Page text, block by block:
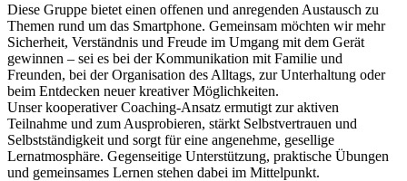
Diese Gruppe bietet einen offenen und anregenden Austausch zu
Themen rund um das Smartphone. Gemeinsam möchten wir mehr
Sicherheit, Verständnis und Freude im Umgang mit dem Gerät
gewinnen – sei es bei der Kommunikation mit Familie und
Freunden, bei der Organisation des Alltags, zur Unterhaltung oder
beim Entdecken neuer kreativer Möglichkeiten.
Unser kooperativer Coaching-Ansatz ermutigt zur aktiven
Teilnahme und zum Ausprobieren, stärkt Selbstvertrauen und
Selbstständigkeit und sorgt für eine angenehme, gesellige
Lernatmosphäre. Gegenseitige Unterstützung, praktische Übungen
und gemeinsames Lernen stehen dabei im Mittelpunkt.